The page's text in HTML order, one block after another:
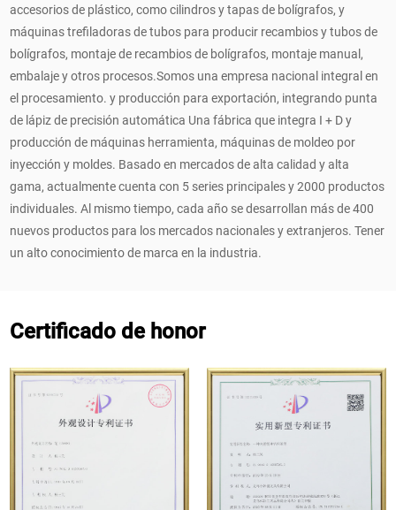
accesorios de plástico, como cilindros y tapas de bolígrafos, y
máquinas trefiladoras de tubos para producir recambios y tubos de
bolígrafos, montaje de recambios de bolígrafos, montaje manual,
embalaje y otros procesos.Somos una empresa nacional integral en
el procesamiento. y producción para exportación, integrando punta
de lápiz de precisión automática Una fábrica que integra I + D y
producción de máquinas herramienta, máquinas de moldeo por
inyección y moldes. Basado en mercados de alta calidad y alta
gama, actualmente cuenta con 5 series principales y 2000 productos
individuales. Al mismo tiempo, cada año se desarrollan más de 400
nuevos productos para los mercados nacionales y extranjeros. Tener
un alto conocimiento de marca en la industria.
Certificado de honor